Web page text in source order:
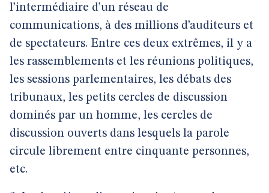
l’intermédiaire d’un réseau de
communications, à des millions d’auditeurs et
de spectateurs. Entre ces deux extrêmes, il y a
les rassemblements et les réunions politiques,
les sessions parlementaires, les débats des
tribunaux, les petits cercles de discussion
dominés par un homme, les cercles de
discussion ouverts dans lesquels la parole
circule librement entre cinquante personnes,
etc.